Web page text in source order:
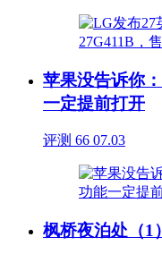
苹果没告诉你
一定提前打开
评测 66 07.03
枫桥夜泊处（1）